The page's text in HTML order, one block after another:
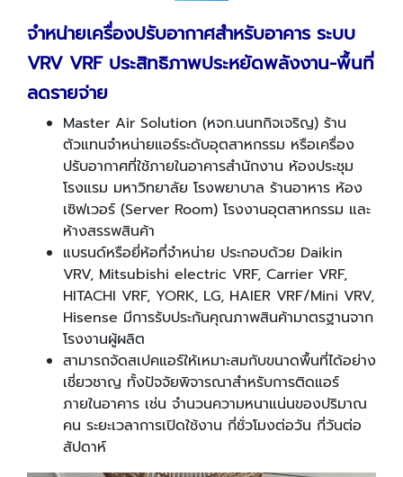
จำหน่ายเครื่องปรับอากาศสำหรับอาคาร ระบบ
VRV VRF ประสิทธิภาพประหยัดพลังงาน-พื้นที่
ลดรายจ่าย
Master Air Solution (หจก.นนทกิจเจริญ) ร้าน
ตัวแทนจำหน่ายแอร์ระดับอุตสาหกรรม หรือเครื่อง
ปรับอากาศที่ใช้ภายในอาคารสำนักงาน ห้องประชุม
โรงแรม มหาวิทยาลัย โรงพยาบาล ร้านอาหาร ห้อง
เซิฟเวอร์ (Server Room) โรงงานอุตสาหกรรม และ
ห้างสรรพสินค้า
แบรนด์หรือยี่ห้อที่จำหน่าย ประกอบด้วย Daikin
VRV, Mitsubishi electric VRF, Carrier VRF,
HITACHI VRF, YORK, LG, HAIER VRF/Mini VRV,
Hisense มีการรับประกันคุณภาพสินค้ามาตรฐานจาก
โรงงานผู้ผลิต
สามารถจัดสเปคแอร์ให้เหมาะสมกับขนาดพื้นที่ได้อย่าง
เชี่ยวชาญ ทั้งปัจจัยพิจารณาสำหรับการติดแอร์
ภายในอาคาร เช่น จำนวนความหนาแน่นของปริมาณ
คน ระยะเวลาการเปิดใช้งาน กี่ชั่วโมงต่อวัน กี่วันต่อ
สัปดาห์